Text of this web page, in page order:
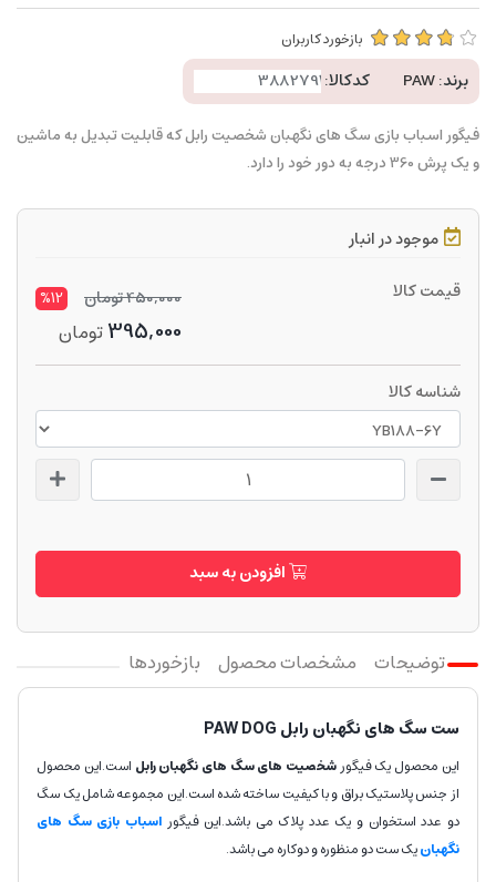
بازخورد کاربران
برند:PAW کدکالا:
فیگور اسباب بازی سگ های نگهبان شخصیت رابل که قابلیت تبدیل به ماشین
و یک پرش 360 درجه به دور خود را دارد.
موجود در انبار
قیمت کالا
450,000تومان %12
395,000تومان
شناسه کالا
افزودن به سبد
توضیحات مشخصات محصول بازخوردها
ست سگ های نگهبان رابل PAW DOG
این محصول یک فیگورشخصیت های سگ های نگهبان رابل است.این محصول
از جنس پلاستیک براق و با کیفیت ساخته شده است.این مجموعه شامل یک سگ
دو عدد استخوان و یک عدد پلاک می باشد.این فیگور اسباب بازی سگ های
نگهبانیک ست دو منظوره و دوکاره می باشد.